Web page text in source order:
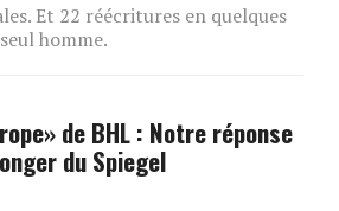
Et 22 réécritures en quelques
homme.
de BHL : Notre réponse
du Spiegel